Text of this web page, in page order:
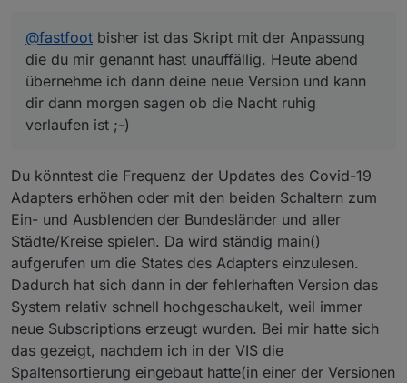
@fastfoot bisher ist das Skript mit der Anpassung
die du mir genannt hast unauffällig. Heute abend
übernehme ich dann deine neue Version und kann
dir dann morgen sagen ob die Nacht ruhig
verlaufen ist ;-)
Du könntest die Frequenz der Updates des Covid-19
Adapters erhöhen oder mit den beiden Schaltern zum
Ein- und Ausblenden der Bundesländer und aller
Städte/Kreise spielen. Da wird ständig main()
aufgerufen um die States des Adapters einzulesen.
Dadurch hat sich dann in der fehlerhaften Version das
System relativ schnell hochgeschaukelt, weil immer
neue Subscriptions erzeugt wurden. Bei mir hatte sich
das gezeigt, nachdem ich in der VIS die
Spaltensortierung eingebaut hatte(in einer der Versionen